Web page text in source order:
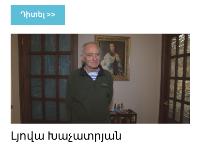
Դիտել >>
Լյովա Խաչատրյան